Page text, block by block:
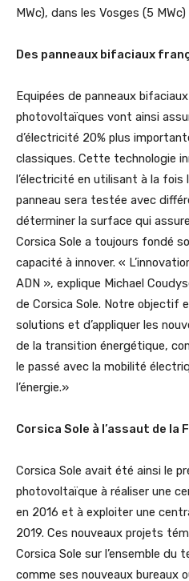
MWc), dans les Vosges (5
Des panneaux bifaciaux
Equipées de panneaux
photovoltaïques vont ainsi
d’électricité 20% plus
classiques. Cette technologie
l’électricité en utilisant à la
panneau sera testée avec
déterminer la surface qui
Corsica Sole a toujours fondé
capacité à innover. «
ADN », explique Michael
de Corsica Sole. Notre objectif
solutions et d’appliquer les
de la transition énergétique,
le passé avec la mobilité
l’énergie.»
Corsica Sole à l’assaut de
Corsica Sole avait été ainsi le
photovoltaïque à réaliser une
en 2016 et à exploiter une
2019. Ces nouveaux projets
Corsica Sole sur l’ensemble
comme ses nouveaux bureaux